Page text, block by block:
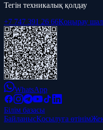
Тегін техникалық қолдау
+7 747 391 26 66Қоңырау
WhatsApp
Білім базасы
БайланысҚосылуға өтінім